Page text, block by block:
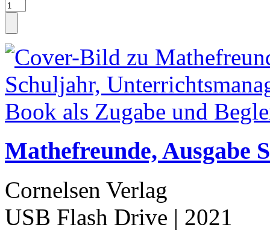
Mathefreunde, Ausgabe
Cornelsen Verlag
USB Flash Drive | 2021